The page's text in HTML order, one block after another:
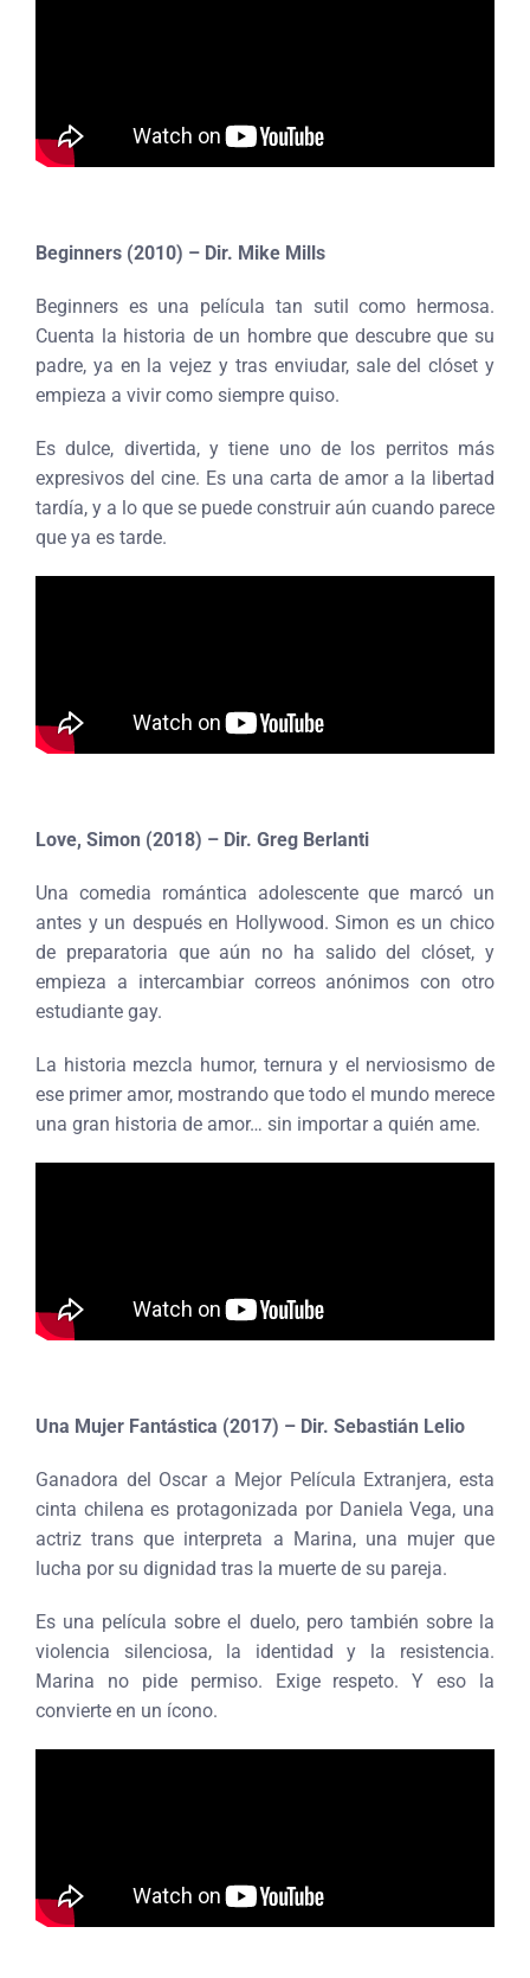
Beginners (2010) – Dir. Mike Mills
Beginners es una película tan sutil como hermosa.
Cuenta la historia de un hombre que descubre que su
padre, ya en la vejez y tras enviudar, sale del clóset y
empieza a vivir como siempre quiso.
Es dulce, divertida, y tiene uno de los perritos más
expresivos del cine. Es una carta de amor a la libertad
tardía, y a lo que se puede construir aún cuando parece
que ya es tarde.
Love, Simon (2018) – Dir. Greg Berlanti
Una comedia romántica adolescente que marcó un
antes y un después en Hollywood. Simon es un chico
de preparatoria que aún no ha salido del clóset, y
empieza a intercambiar correos anónimos con otro
estudiante gay.
La historia mezcla humor, ternura y el nerviosismo de
ese primer amor, mostrando que todo el mundo merece
una gran historia de amor… sin importar a quién ame.
Una Mujer Fantástica (2017) – Dir. Sebastián Lelio
Ganadora del Oscar a Mejor Película Extranjera, esta
cinta chilena es protagonizada por Daniela Vega, una
actriz trans que interpreta a Marina, una mujer que
lucha por su dignidad tras la muerte de su pareja.
Es una película sobre el duelo, pero también sobre la
violencia silenciosa, la identidad y la resistencia.
Marina no pide permiso. Exige respeto. Y eso la
convierte en un ícono.